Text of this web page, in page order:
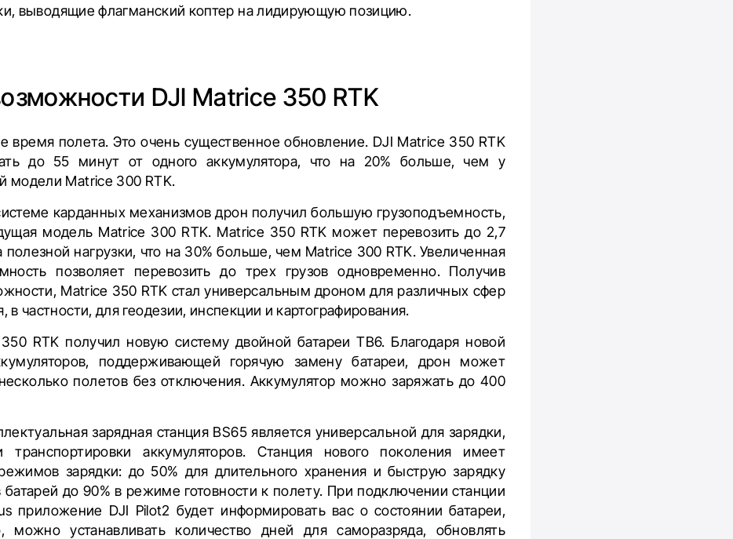
выводящие флагманский коптер на лидирующую позицию.
DJI Matrice 350 RTK
время полета. Это очень существенное обновление. DJI Matrice 350 RTK
до 55 минут от одного аккумулятора, что на 20% больше, чем у
модели Matrice 300 RTK.
карданных механизмов дрон получил большую грузоподъемность,
модель Matrice 300 RTK. Matrice 350 RTK может перевозить до 2,7
полезной нагрузки, что на 30% больше, чем Matrice 300 RTK. Увеличенная
позволяет перевозить до трех грузов одновременно. Получив
Matrice 350 RTK стал универсальным дроном для различных сфер
в частности, для геодезии, инспекции и картографирования.
RTK получил новую систему двойной батареи ТВ6. Благодаря новой
поддерживающей горячую замену батареи, дрон может
полетов без отключения. Аккумулятор можно заряжать до 400
зарядная станция BS65 является универсальной для зарядки,
транспортировки аккумуляторов. Станция нового поколения имеет
зарядки: до 50% для длительного хранения и быструю зарядку
батарей до 90% в режиме готовности к полету. При подключении станции
приложение DJI Pilot2 будет информировать вас о состоянии батареи,
можно устанавливать количество дней для саморазряда, обновлять